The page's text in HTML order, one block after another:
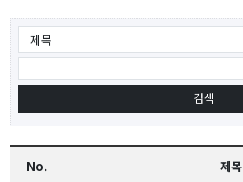
교수/연구
No. 제목